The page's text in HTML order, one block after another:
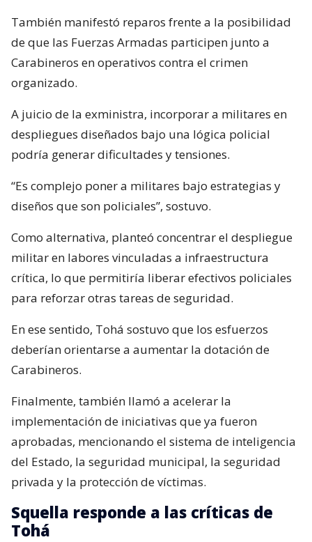
También manifestó reparos frente a la posibilidad
de que las Fuerzas Armadas participen junto a
Carabineros en operativos contra el crimen
organizado.
A juicio de la exministra, incorporar a militares en
despliegues diseñados bajo una lógica policial
podría generar dificultades y tensiones.
“Es complejo poner a militares bajo estrategias y
diseños que son policiales”, sostuvo.
Como alternativa, planteó concentrar el despliegue
militar en labores vinculadas a infraestructura
crítica, lo que permitiría liberar efectivos policiales
para reforzar otras tareas de seguridad.
En ese sentido, Tohá sostuvo que los esfuerzos
deberían orientarse a aumentar la dotación de
Carabineros.
Finalmente, también llamó a acelerar la
implementación de iniciativas que ya fueron
aprobadas, mencionando el sistema de inteligencia
del Estado, la seguridad municipal, la seguridad
privada y la protección de víctimas.
Squella responde a las críticas de
Tohá